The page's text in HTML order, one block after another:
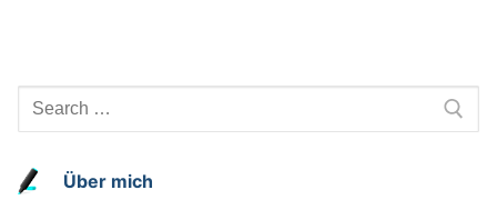
Search
for:
Über mich